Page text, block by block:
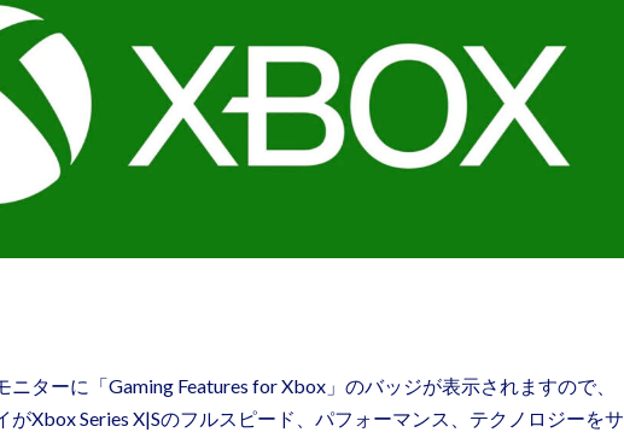
ターに「Gaming Features for Xbox」のバッジが表示されますので、
がXbox Series X|Sのフルスピード、パフォーマンス、テクノロジーをサ